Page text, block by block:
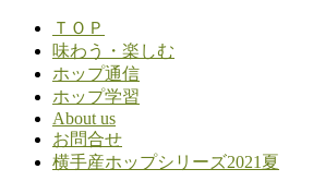
ＴＯＰ
味わう・楽しむ
ホップ通信
ホップ学習
About us
お問合せ
横手産ホップシリーズ2021夏